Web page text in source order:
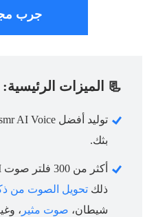
جرب
📃 الميزات الرئيسية:
بثك.
ذلك تحويل الصوت من
شيطان، صوت مثير ،